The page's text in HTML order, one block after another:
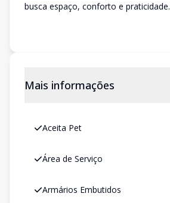
busca espaço, conforto e praticidade.
Mais informações
Aceita Pet
Área de Serviço
Armários Embutidos